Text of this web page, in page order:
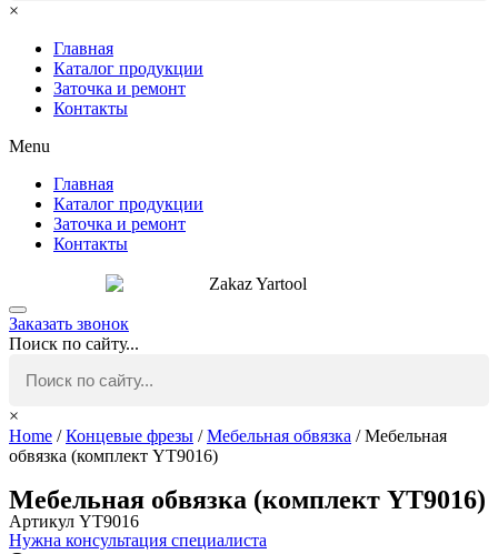
×
Главная
Каталог продукции
Заточка и ремонт
Контакты
Menu
Главная
Каталог продукции
Заточка и ремонт
Контакты
Заказать звонок
Поиск по сайту...
×
Home /Концевые фрезы /Мебельная обвязка / Мебельная
обвязка (комплект YT9016)
Мебельная обвязка (комплект YT9016)
Артикул YT9016
Нужна консультация специалиста